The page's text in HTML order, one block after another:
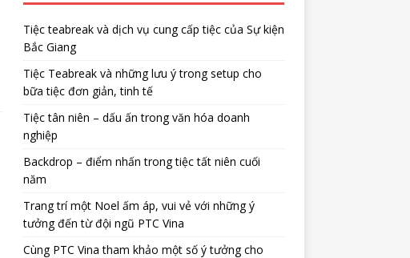
Tiệc teabreak và dịch vụ cung cấp tiệc của Sự kiện
Bắc Giang
Tiệc Teabreak và những lưu ý trong setup cho
bữa tiệc đơn giản, tinh tế
Tiệc tân niên – dấu ấn trong văn hóa doanh
nghiệp
Backdrop – điểm nhấn trong tiệc tất niên cuối
năm
Trang trí một Noel ấm áp, vui vẻ với những ý
tưởng đến từ đội ngũ PTC Vina
Cùng PTC Vina tham khảo một số ý tưởng cho